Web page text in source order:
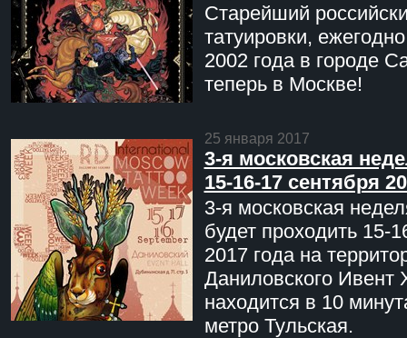
Старейший
татуировки,
2002 года в городе
теперь в Москве!
25 января 2017
3-я московская
15-16-17 сентября
3-я московская
будет проходить 15-
2017 года на
Даниловского Ивент
находится в 10
метро Тульская.